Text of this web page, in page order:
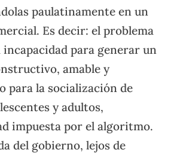
paulatinamente en un
Es decir: el problema
incapacidad para generar un
amable y
para la socialización de
y adultos,
impuesta por el algoritmo.
del gobierno, lejos de